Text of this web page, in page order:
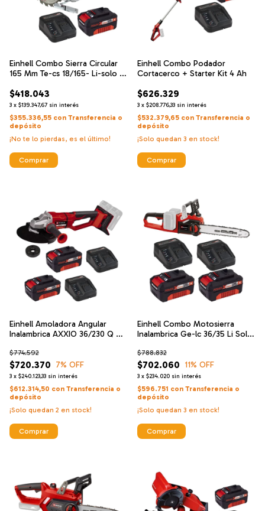
Einhell Combo Sierra Circular
165 Mm Te-cs 18/165- Li-solo +
$418.043
3 x $139.347,67 sin interés
$355.336,55 con Transferencia o
depósito
¡No te lo pierdas, es el último!
Einhell Combo Podador
Cortacerco + Starter Kit 4 Ah
$626.329
3 x $208.776,33 sin interés
$532.379,65 con Transferencia o
depósito
¡Solo quedan 3 en stock!
Einhell Amoladora Angular
Inalambrica AXXIO 36/230 Q +
Velocidad Y Bateria 18 V 4 Ah x
2
$720.370
$774.592
7% OFF
3 x $240.123,33 sin interés
$612.314,50 con Transferencia o
depósito
¡Solo quedan 2 en stock!
Einhell Combo Motosierra
Inalambrica Ge-lc 36/35 Li Solo
$702.060
$788.832
11% OFF
3 x $234.020 sin interés
$596.751 con Transferencia o
depósito
¡Solo quedan 3 en stock!